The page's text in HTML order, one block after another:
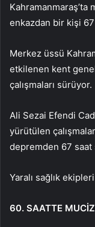
Kahramanmaraş’ta
enkazdan bir kişi
Merkez üssü
etkilenen kent
çalışmaları sürüyor.
Ali Sezai Efendi
yürütülen
depremden 67 saat
Yaralı sağlık
60. SAATTE